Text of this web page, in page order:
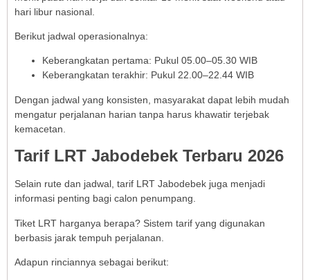
hari libur nasional.
Berikut jadwal operasionalnya:
Keberangkatan pertama: Pukul 05.00–05.30 WIB
Keberangkatan terakhir: Pukul 22.00–22.44 WIB
Dengan jadwal yang konsisten, masyarakat dapat lebih mudah
mengatur perjalanan harian tanpa harus khawatir terjebak
kemacetan.
Tarif LRT Jabodebek Terbaru 2026
Selain rute dan jadwal, tarif LRT Jabodebek juga menjadi
informasi penting bagi calon penumpang.
Tiket LRT harganya berapa? Sistem tarif yang digunakan
berbasis jarak tempuh perjalanan.
Adapun rinciannya sebagai berikut: